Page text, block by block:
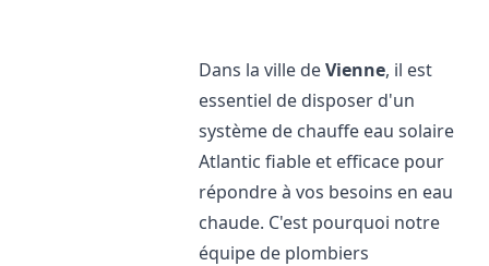
Dans la ville deVienne, il est
essentiel de disposer d'un
système de chauffe eau solaire
Atlantic fiable et efficace pour
répondre à vos besoins en eau
chaude. C'est pourquoi notre
équipe de plombiers